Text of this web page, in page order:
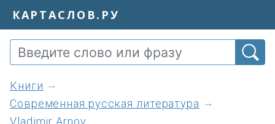
КАРТАСЛОВ.РУ
книги
Современная русская литература
Vladimir Arnov